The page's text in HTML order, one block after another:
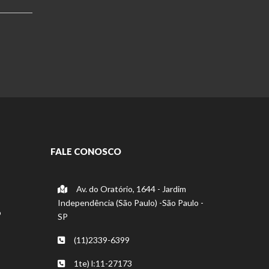
FALE CONOSCO
Av. do Oratório, 1644 - Jardim
Independência (São Paulo) -São Paulo -
SP
(11)2339-6399
1te) l:11-27173